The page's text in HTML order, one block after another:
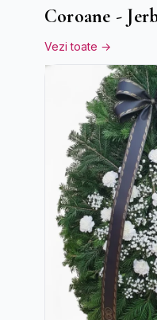
Coroane -
Vezi toate →